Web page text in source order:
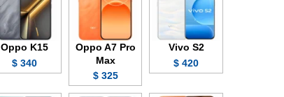
Vivo S2
420 $
Oppo A7 Pro
Max
325 $
Oppo K15
340 $